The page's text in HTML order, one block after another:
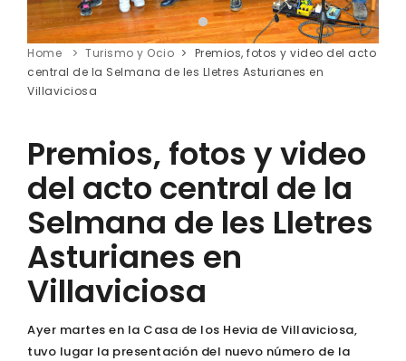
Home Turismo y Ocio
Premios, fotos y video del acto
central de la Selmana de les Lletres Asturianes en
Villaviciosa
Premios, fotos y video
del acto central de la
Selmana de les Lletres
Asturianes en
Villaviciosa
Ayer martes en la Casa de los Hevia de Villaviciosa,
tuvo lugar la presentación del nuevo número de la